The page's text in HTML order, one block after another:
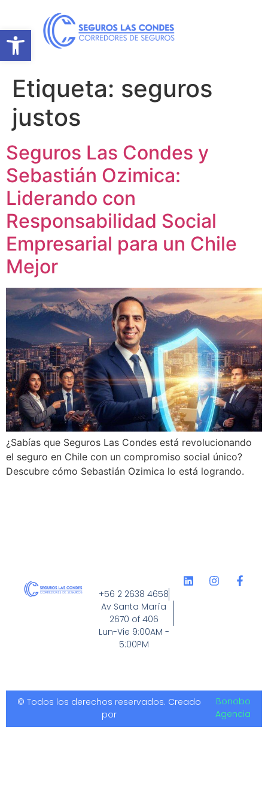
Abrir barra de herramientas
Etiqueta: seguros
justos
Seguros Las Condes y
Sebastián Ozimica:
Liderando con
Responsabilidad Social
Empresarial para un Chile
Mejor
¿Sabías que Seguros Las Condes está revolucionando
el seguro en Chile con un compromiso social único?
Descubre cómo Sebastián Ozimica lo está logrando.
+56 2 2638 4658
Av Santa María
2670 of 406
Lun-Vie 9:00AM -
5:00PM
© Todos los derechos reservados. Creado
por
Bonobo
Agencia